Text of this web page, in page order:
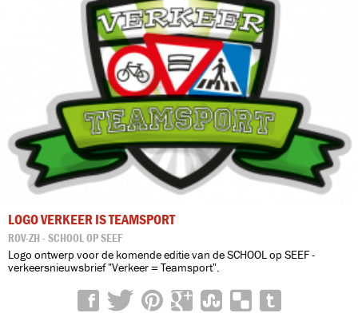
LOGO VERKEER IS TEAMSPORT
ROV-ZH - SCHOOL OP SEEF
Logo ontwerp voor de komende editie van de SCHOOL op SEEF -
verkeersnieuwsbrief "Verkeer = Teamsport".